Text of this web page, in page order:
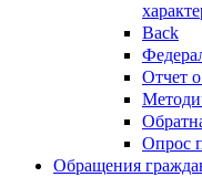
Back
Отчет
Опрос
Обращения